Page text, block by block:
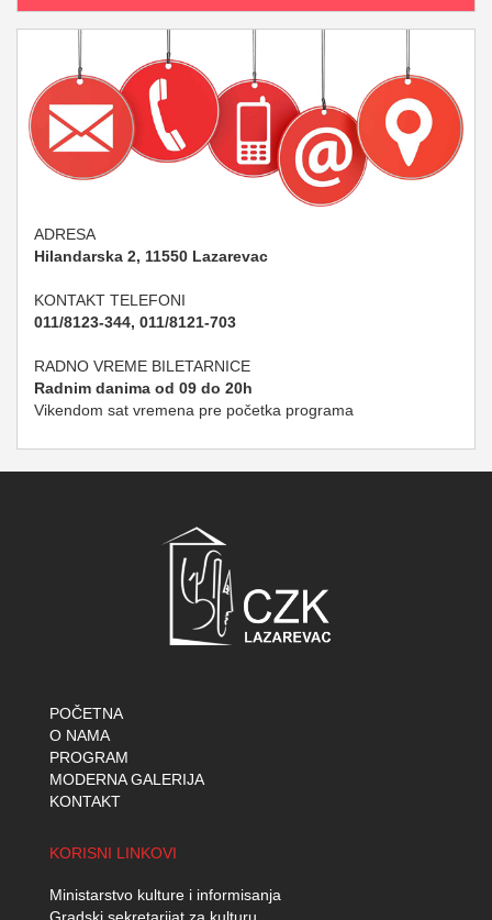
ADRESA
Hilandarska 2, 11550 Lazarevac
KONTAKT TELEFONI
011/8123-344, 011/8121-703
RADNO VREME BILETARNICE
Radnim danima od 09 do 20h
Vikendom sat vremena pre početka programa
POČETNA
O NAMA
PROGRAM
MODERNA GALERIJA
KONTAKT
KORISNI LINKOVI
Ministarstvo kulture i informisanja
Gradski sekretarijat za kulturu